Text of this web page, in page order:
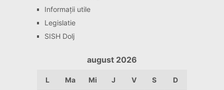
Informaţii utile
Legislatie
SISH Dolj
august 2026
L Ma Mi J V S D